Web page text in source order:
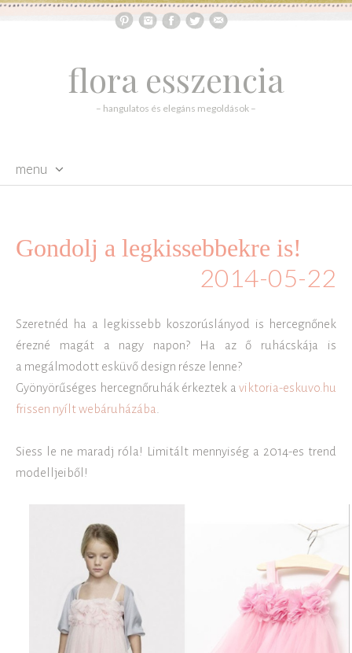
flora esszencia
– hangulatos és elegáns megoldások –
menu
Gondolj a legkissebbekre is!
2014-05-22
Szeretnéd ha a legkissebb koszorúslányod is hercegnőnek
érezné magát a nagy napon? Ha az ő ruhácskája is
a megálmodott esküvő design része lenne?
Gyönyörűséges hercegnőruhák érkeztek a viktoria-eskuvo.hu
frissen nyílt webáruházába
Siess le ne maradj róla! Limitált mennyiség a 2014-es trend
modelljeiből!